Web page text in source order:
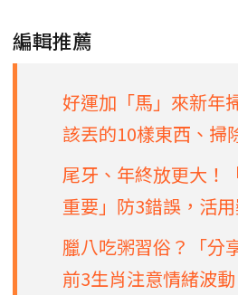
編輯推薦
好運加「馬」來新年
該丟的10樣東西、掃
尾牙、年終放更大！
重要」防3錯誤，活
臘八吃粥習俗？「分
前3生肖注意情緒波